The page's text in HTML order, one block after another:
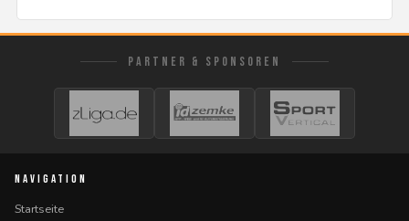
PARTNER & SPONSOREN
NAVIGATION
Startseite